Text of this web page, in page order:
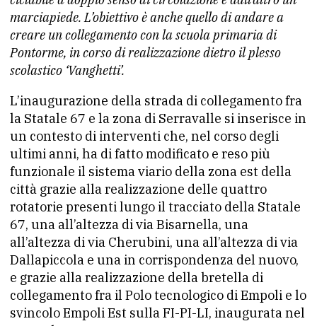
marciapiede. L’obiettivo è anche quello di andare a
creare un collegamento con la scuola primaria di
Pontorme, in corso di realizzazione dietro il plesso
scolastico ‘Vanghetti’.
L’inaugurazione della strada di collegamento fra
la Statale 67 e la zona di Serravalle si inserisce in
un contesto di interventi che, nel corso degli
ultimi anni, ha di fatto modificato e reso più
funzionale il sistema viario della zona est della
città grazie alla realizzazione delle quattro
rotatorie presenti lungo il tracciato della Statale
67, una all’altezza di via Bisarnella, una
all’altezza di via Cherubini, una all’altezza di via
Dallapiccola e una in corrispondenza del nuovo,
e grazie alla realizzazione della bretella di
collegamento fra il Polo tecnologico di Empoli e lo
svincolo Empoli Est sulla FI-PI-LI, inaugurata nel